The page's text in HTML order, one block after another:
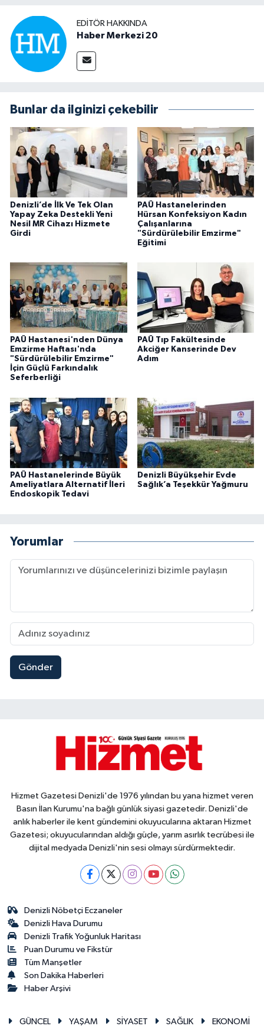
EDITÖR HAKKINDA
Haber Merkezi 20
Bunlar da ilginizi çekebilir
Denizli’de İlk Ve Tek Olan
Yapay Zeka Destekli Yeni
Nesil MR Cihazı Hizmete
Girdi
PAÜ Hastanelerinden
Hürsan Konfeksiyon Kadın
Çalışanlarına
"Sürdürülebilir Emzirme"
Eğitimi
PAÜ Hastanesi'nden Dünya
Emzirme Haftası'nda
"Sürdürülebilir Emzirme"
İçin Güçlü Farkındalık
Seferberliği
PAÜ Tıp Fakültesinde
Akciğer Kanserinde Dev
Adım
PAÜ Hastanelerinde Büyük
Ameliyatlara Alternatif İleri
Endoskopik Tedavi
Denizli Büyükşehir Evde
Sağlık’a Teşekkür Yağmuru
Yorumlar
Gönder
Hizmet Gazetesi Denizli'de 1976 yılından bu yana hizmet veren
Basın İlan Kurumu'na bağlı günlük siyasi gazetedir. Denizli'de
anlık haberler ile kent gündemini okuyucularına aktaran Hizmet
Gazetesi; okuyucularından aldığı güçle, yarım asırlık tecrübesi ile
dijital medyada Denizli'nin sesi olmayı sürdürmektedir.
Denizli Nöbetçi Eczaneler
Denizli Hava Durumu
Denizli Trafik Yoğunluk Haritası
Puan Durumu ve Fikstür
Tüm Manşetler
Son Dakika Haberleri
Haber Arşivi
GÜNCEL YAŞAM SİYASET SAĞLIK EKONOMİ